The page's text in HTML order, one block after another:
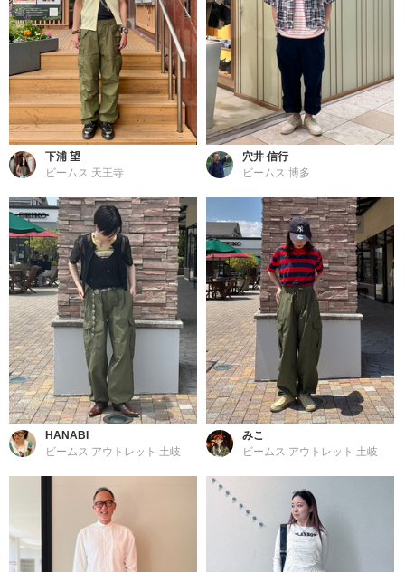
下浦 望
ビームス 天王寺
穴井 信行
ビームス 博多
HANABI
ビームス アウトレット 土岐
みこ
ビームス アウトレット 土岐